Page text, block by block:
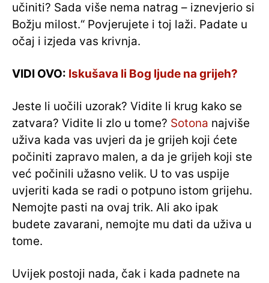
učiniti? Sada više nema natrag – iznevjerio si
Božju milost.“ Povjerujete i toj laži. Padate u
očaj i izjeda vas krivnja.
VIDI OVO: Iskušava li Bog ljude na grijeh?
Jeste li uočili uzorak? Vidite li krug kako se
zatvara? Vidite li zlo u tome? Sotona najviše
uživa kada vas uvjeri da je grijeh koji ćete
počiniti zapravo malen, a da je grijeh koji ste
već počinili užasno velik. U to vas uspije
uvjeriti kada se radi o potpuno istom grijehu.
Nemojte pasti na ovaj trik. Ali ako ipak
budete zavarani, nemojte mu dati da uživa u
tome.
Uvijek postoji nada, čak i kada padnete na